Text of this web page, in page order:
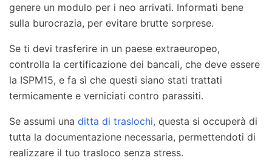
genere un modulo per i neo arrivati. Informati bene
sulla burocrazia, per evitare brutte sorprese.
Se ti devi trasferire in un paese extraeuropeo,
controlla la certificazione dei bancali, che deve essere
la ISPM15, e fa sì che questi siano stati trattati
termicamente e verniciati contro parassiti.
Se assumi una ditta di traslochi, questa si occuperà di
tutta la documentazione necessaria, permettendoti di
realizzare il tuo trasloco senza stress.